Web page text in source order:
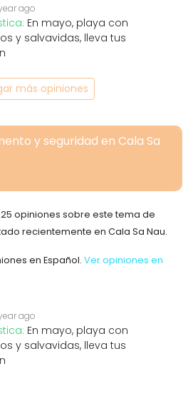
ago
En mayo, playa con
y salvavidas, lleva tus
más opiniones
y seguridad en Cala Sa
opiniones sobre este tema de
recientemente en Cala Sa Nau.
en Español. Ver opiniones en
ago
En mayo, playa con
y salvavidas, lleva tus